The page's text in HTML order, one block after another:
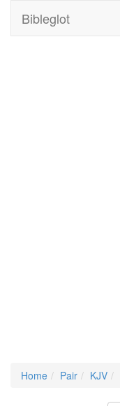
Bibleglot
Home Pair KJV